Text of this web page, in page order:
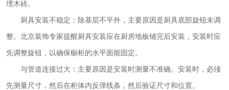
埋木砖。
厨具安装不稳定：除基层不平外，主要原因是厨具底部旋钮未调
整。北京装饰专家提醒厨具安装应在厨房地板铺完后安装，安装时应
先调整旋钮，以确保橱柜的水平面能固定。
与管道连接过大：主要原因是安装时测量不准确。安装时，必须
先测量尺寸，然后在柜体内反弹线条，然后验证尺寸和位置。